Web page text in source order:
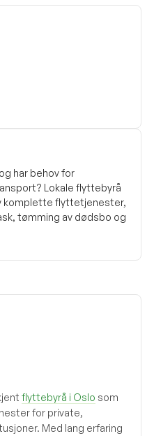
har behov for
Lokale flyttebyrå
komplette flyttetjenester,
tømming av dødsbo og
flyttebyrå i Oslo som
for private,
Med lang erfaring